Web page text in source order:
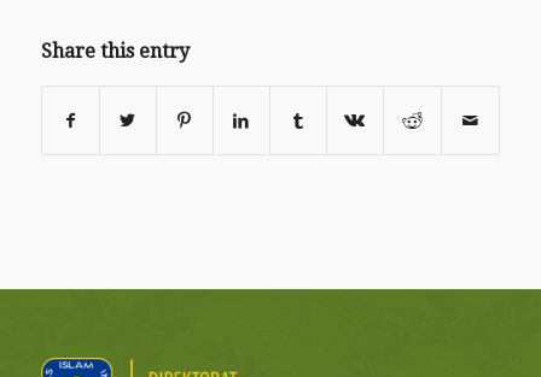
Share this entry